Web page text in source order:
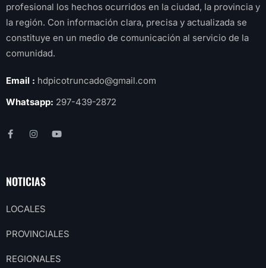
profesional los hechos ocurridos en la ciudad, la provincia y
la región. Con información clara, precisa y actualizada se
constituye en un medio de comunicación al servicio de la
comunidad.
Email : hdpicotruncado@gmail.com
Whatsapp: 297-439-2872
NOTICIAS
LOCALES
PROVINCIALES
REGIONALES